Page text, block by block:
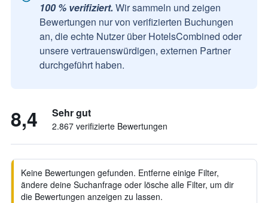
100 % verifiziert. Wir sammeln und zeigen
Bewertungen nur von verifizierten Buchungen
an, die echte Nutzer über HotelsCombined oder
unsere vertrauenswürdigen, externen Partner
durchgeführt haben.
8,4 Sehr gut
2.867 verifizierte Bewertungen
Keine Bewertungen gefunden. Entferne einige Filter,
ändere deine Suchanfrage oder lösche alle Filter, um dir
die Bewertungen anzeigen zu lassen.